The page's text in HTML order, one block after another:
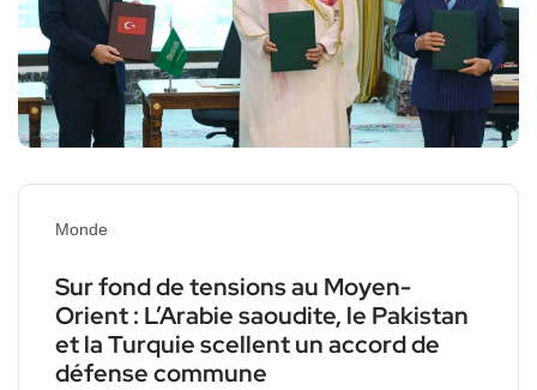
Monde
Sur fond de tensions au Moyen-
Orient : L’Arabie saoudite, le Pakistan
et la Turquie scellent un accord de
défense commune